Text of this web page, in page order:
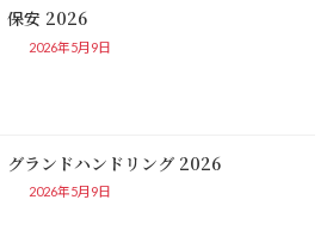
保安 2026
2026年5月9日
グランドハンドリング 2026
2026年5月9日